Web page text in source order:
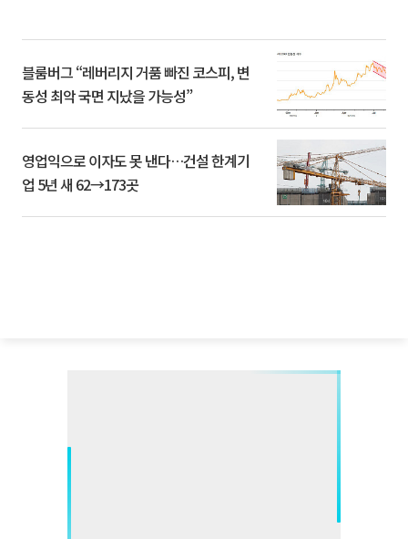
블룸버그 “레버리지 거품 빠진 코스피, 변
동성 최악 국면 지났을 가능성”
영업익으로 이자도 못 낸다…건설 한계기
업 5년 새 62→173곳